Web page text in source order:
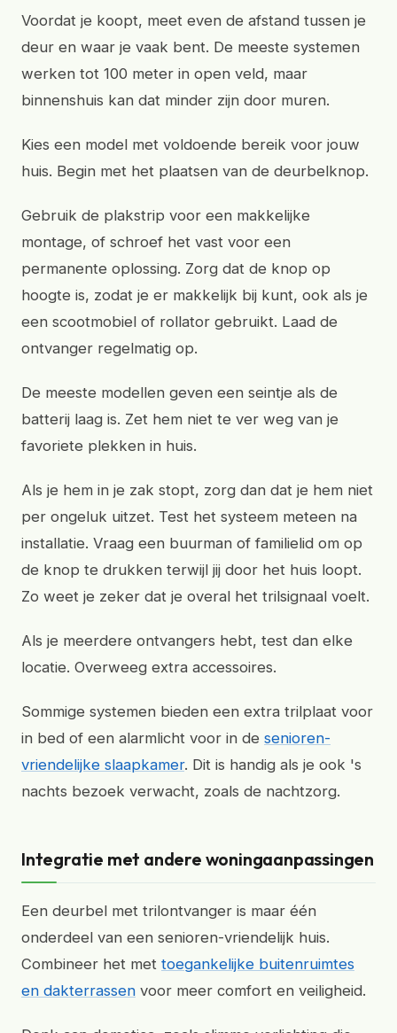
Voordat je koopt, meet even de afstand tussen je
deur en waar je vaak bent. De meeste systemen
werken tot 100 meter in open veld, maar
binnenshuis kan dat minder zijn door muren.
Kies een model met voldoende bereik voor jouw
huis. Begin met het plaatsen van de deurbelknop.
Gebruik de plakstrip voor een makkelijke
montage, of schroef het vast voor een
permanente oplossing. Zorg dat de knop op
hoogte is, zodat je er makkelijk bij kunt, ook als je
een scootmobiel of rollator gebruikt. Laad de
ontvanger regelmatig op.
De meeste modellen geven een seintje als de
batterij laag is. Zet hem niet te ver weg van je
favoriete plekken in huis.
Als je hem in je zak stopt, zorg dan dat je hem niet
per ongeluk uitzet. Test het systeem meteen na
installatie. Vraag een buurman of familielid om op
de knop te drukken terwijl jij door het huis loopt.
Zo weet je zeker dat je overal het trilsignaal voelt.
Als je meerdere ontvangers hebt, test dan elke
locatie. Overweeg extra accessoires.
Sommige systemen bieden een extra trilplaat voor
in bed of een alarmlicht voor in de senioren-
vriendelijke slaapkamer. Dit is handig als je ook 's
nachts bezoek verwacht, zoals de nachtzorg.
Integratie met andere woningaanpassingen
Een deurbel met trilontvanger is maar één
onderdeel van een senioren-vriendelijk huis.
Combineer het met toegankelijke buitenruimtes
en dakterrassen voor meer comfort en veiligheid.